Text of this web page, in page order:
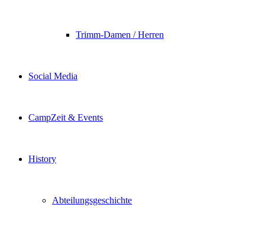
Trimm-Damen / Herren
Social Media
CampZeit & Events
History
Abteilungsgeschichte